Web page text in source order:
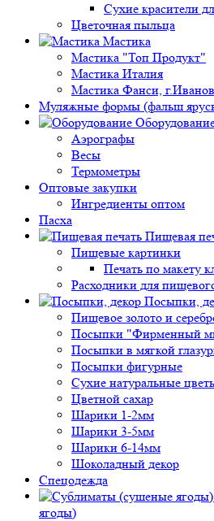
Сухие красители
Цветочная пыльца
Мастика
Мастика "Топ Продукт"
Мастика Италия
Мастика Фанси,
Муляжные формы (фальш
Аэрографы
Весы
Термометры
Оптовые закупки
Ингредиенты оптом
Пасха
Пищевая
Пищевые картинки
Печать по макету
Расходники для
Посыпки,
Пищевое золото и
Посыпки "Фирменный
Посыпки в мягкой
Посыпки фигурные
Сухие натуральные
Цветной сахар
Шарики 1-2мм
Шарики 3-5мм
Шарики 6-14мм
Шоколадный декор
Спецодежда
ягоды)